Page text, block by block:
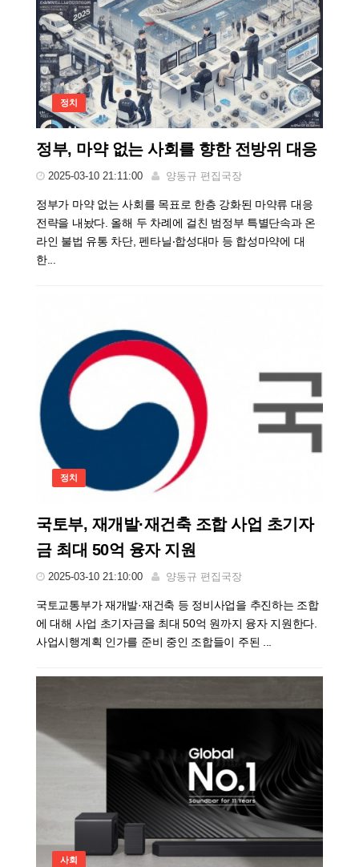
정치
정부, 마약 없는 사회를 향한 전방위 대응
2025-03-10 21:11:00 양동규 편집국장
정부가 마약 없는 사회를 목표로 한층 강화된 마약류 대응
전략을 내놨다. 올해 두 차례에 걸친 범정부 특별단속과 온
라인 불법 유통 차단, 펜타닐‧합성대마 등 합성마약에 대
한...
정치
국토부, 재개발·재건축 조합 사업 초기자
금 최대 50억 융자 지원
2025-03-10 21:10:00 양동규 편집국장
국토교통부가 재개발·재건축 등 정비사업을 추진하는 조합
에 대해 사업 초기자금을 최대 50억 원까지 융자 지원한다.
사업시행계획 인가를 준비 중인 조합들이 주된 ...
사회